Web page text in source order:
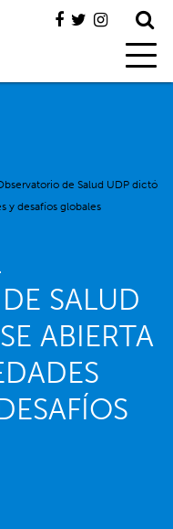
de Salud UDP dictó
y desafíos globales
SALUD
ABIERTA